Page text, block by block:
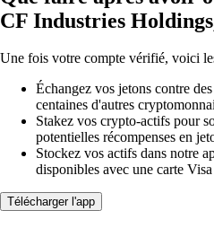
CF Industries
Une fois votre compte vérifié, voici
Échangez vos jetons contre
centaines d'autres
Stakez vos crypto-actifs pour
potentielles récompenses en
Stockez vos actifs dans notre
disponibles avec une carte
Télécharger l'app